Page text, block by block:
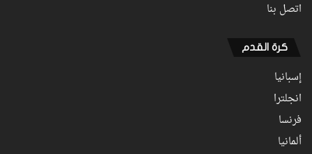
اتصل بنا
كرة القدم
إسبانيا
انجلترا
فرنسا
ألمانيا